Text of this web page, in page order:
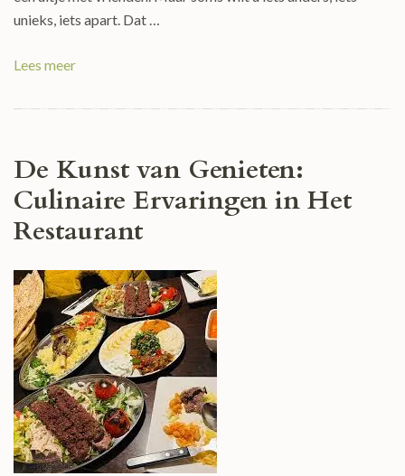
unieks, iets apart. Dat …
Lees meer
De Kunst van Genieten:
Culinaire Ervaringen in Het
Restaurant